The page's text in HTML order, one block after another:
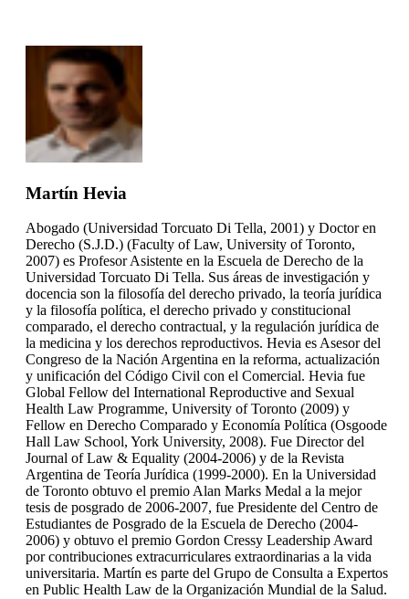
Martín Hevia
Abogado (Universidad Torcuato Di Tella, 2001) y Doctor en
Derecho (S.J.D.) (Faculty of Law, University of Toronto,
2007) es Profesor Asistente en la Escuela de Derecho de la
Universidad Torcuato Di Tella. Sus áreas de investigación y
docencia son la filosofía del derecho privado, la teoría jurídica
y la filosofía política, el derecho privado y constitucional
comparado, el derecho contractual, y la regulación jurídica de
la medicina y los derechos reproductivos. Hevia es Asesor del
Congreso de la Nación Argentina en la reforma, actualización
y unificación del Código Civil con el Comercial. Hevia fue
Global Fellow del International Reproductive and Sexual
Health Law Programme, University of Toronto (2009) y
Fellow en Derecho Comparado y Economía Política (Osgoode
Hall Law School, York University, 2008). Fue Director del
Journal of Law & Equality (2004-2006) y de la Revista
Argentina de Teoría Jurídica (1999-2000). En la Universidad
de Toronto obtuvo el premio Alan Marks Medal a la mejor
tesis de posgrado de 2006-2007, fue Presidente del Centro de
Estudiantes de Posgrado de la Escuela de Derecho (2004-
2006) y obtuvo el premio Gordon Cressy Leadership Award
por contribuciones extracurriculares extraordinarias a la vida
universitaria. Martín es parte del Grupo de Consulta a Expertos
en Public Health Law de la Organización Mundial de la Salud.